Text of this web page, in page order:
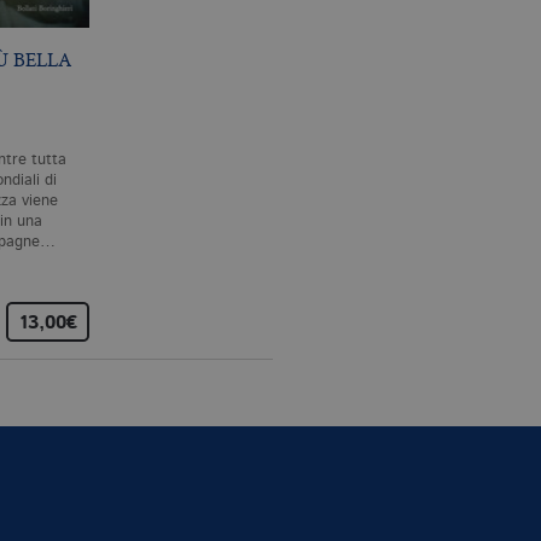
BELLA
tutta
di
viene
una
13,00€
che è un
utilizzato da
unici assegnando
i dati di visitatori,
e aggiorna un valore
e tenere traccia
Analytics, in cui
offerte in tempo reale